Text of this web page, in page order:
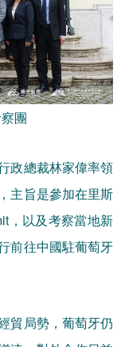
團
政總裁林家偉率領
主旨是參加在里斯
，以及考察當地新
前往中國駐葡萄牙
貿局勢，葡萄牙仍